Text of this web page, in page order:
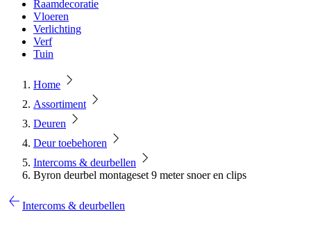
Raamdecoratie
Vloeren
Verlichting
Verf
Tuin
Home
Assortiment
Deuren
Deur toebehoren
Intercoms & deurbellen
Byron deurbel montageset 9 meter snoer en clips
Intercoms & deurbellen